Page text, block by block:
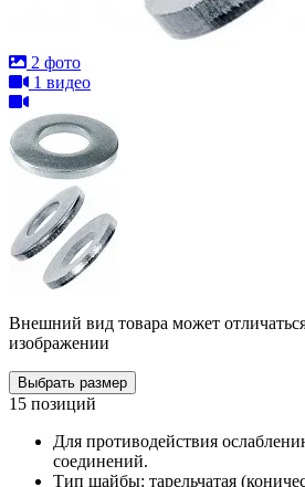
2 фото
1 видео
Внешний вид товара может
изображении
Выбрать размер
15 позиций
Для противодействия
соединений.
Тип шайбы: тарельчатая